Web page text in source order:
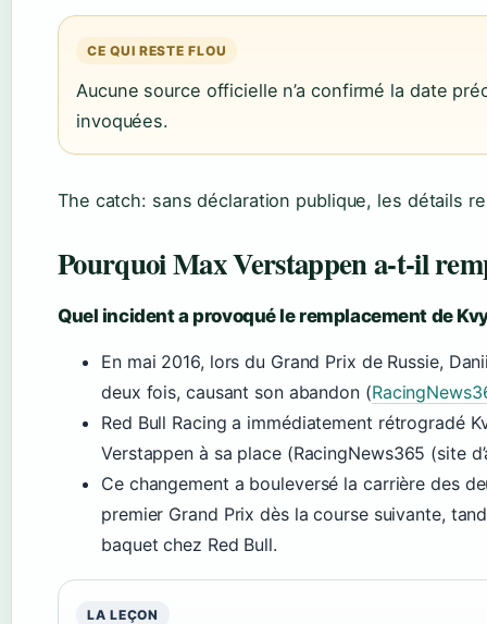
CE QUI RESTE FLOU
Aucune source officielle n’a confirmé la date
invoquées.
The catch: sans déclaration publique, les détails
Pourquoi Max Verstappen a-t-il
Quel incident a provoqué le remplacement de
En mai 2016, lors du Grand Prix de Russie,
deux fois, causant son abandon (
Red Bull Racing a immédiatement rétrogradé
Verstappen à sa place (RacingNews365 (site
Ce changement a bouleversé la carrière des
premier Grand Prix dès la course suivante,
baquet chez Red Bull.
LA LEÇON